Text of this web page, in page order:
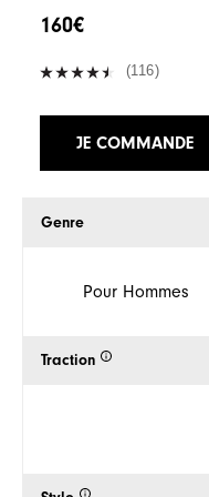
160€
(116)
JE COMMANDE
Genre
Pour Hommes
Traction